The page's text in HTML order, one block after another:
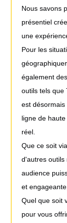
Nous savons
présentiel
une
Pour les
également
outils tels que
est
ligne de
réel.
Que ce soit
d'autres outils
audience
et
Quel que soit
pour vous